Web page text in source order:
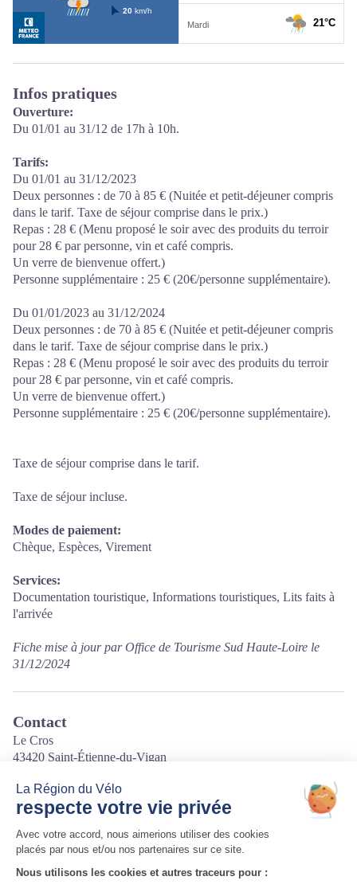
Infos pratiques
Ouverture:
Du 01/01 au 31/12 de 17h à 10h.
Tarifs:
Du 01/01 au 31/12/2023
Deux personnes : de 70 à 85 € (Nuitée et petit-déjeuner compris
dans le tarif. Taxe de séjour comprise dans le prix.)
Repas : 28 € (Menu proposé le soir avec des produits du terroir
pour 28 € par personne, vin et café compris.
Un verre de bienvenue offert.)
Personne supplémentaire : 25 € (20€/personne supplémentaire).
Du 01/01/2023 au 31/12/2024
Deux personnes : de 70 à 85 € (Nuitée et petit-déjeuner compris
dans le tarif. Taxe de séjour comprise dans le prix.)
Repas : 28 € (Menu proposé le soir avec des produits du terroir
pour 28 € par personne, vin et café compris.
Un verre de bienvenue offert.)
Personne supplémentaire : 25 € (20€/personne supplémentaire).
Taxe de séjour comprise dans le tarif.
Taxe de séjour incluse.
Modes de paiement:
Chèque, Espèces, Virement
Services:
Documentation touristique, Informations touristiques, Lits faits à
l'arrivée
Fiche mise à jour par Office de Tourisme Sud Haute-Loire le
31/12/2024
Contact
Le Cros
43420 Saint-Étienne-du-Vigan
Courriel:
le.charron@sfr.fr
Site internet:
http://le-charron.e-monsite.com/